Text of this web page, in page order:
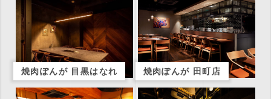
焼肉ぽんが 目黒はなれ 焼肉ぽんが 田町店